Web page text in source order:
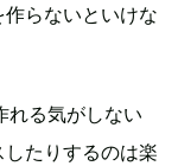
らないといけな
れる気がしない
たりするのは楽